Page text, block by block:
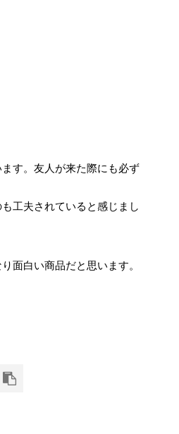
す。友人が来た際にも必ず
工夫されていると感じまし
面白い商品だと思います。